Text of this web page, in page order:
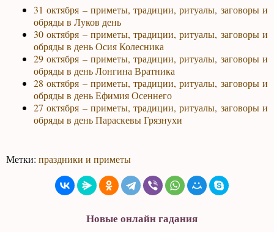
31 октября – приметы, традиции, ритуалы, заговоры и
обряды в Луков день
30 октября – приметы, традиции, ритуалы, заговоры и
обряды в день Осия Колесника
29 октября – приметы, традиции, ритуалы, заговоры и
обряды в день Лонгина Вратника
28 октября – приметы, традиции, ритуалы, заговоры и
обряды в день Ефимия Осеннего
27 октября – приметы, традиции, ритуалы, заговоры и
обряды в день Параскевы Грязнухи
Метки:праздники и приметы
Новые онлайн гадания